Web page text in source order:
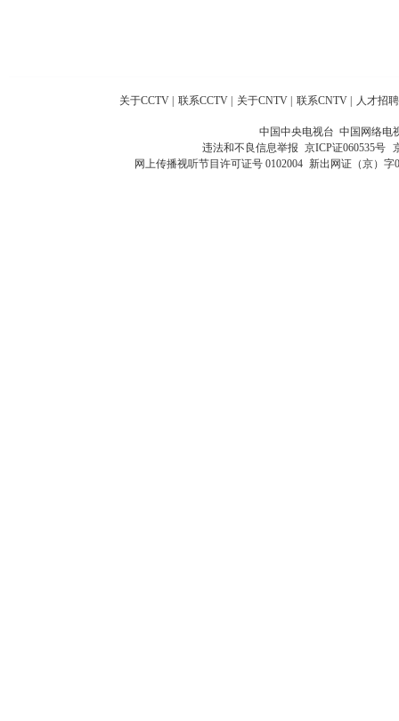
关于CCTV 联系CCTV 关于CNTV 联系CNTV 人才招聘
中国中央电视台 中国网络电
违法和不良信息举报 京ICP证060535号
网上传播视听节目许可证号 0102004 新出网证（京）